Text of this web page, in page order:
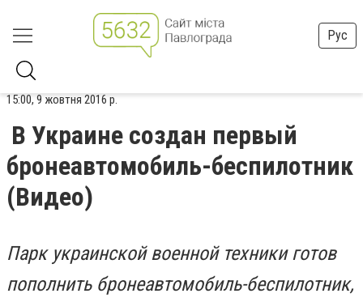
Рус
15:00, 9 жовтня 2016 р.
В Украине создан первый
бронеавтомобиль-беспилотник
(Видео)
Парк украинской военной техники готов
пополнить бронеавтомобиль-беспилотник,